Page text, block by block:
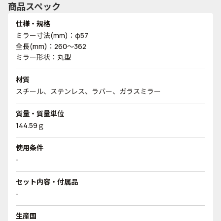
商品スペック
仕様・規格
ミラー寸法(mm)：φ57
全長(mm)：260～362
ミラー形状：丸型
材質
スチール、ステンレス、ラバー、ガラスミラー
質量・質量単位
144.59ｇ
使用条件
-
セット内容・付属品
-
生産国